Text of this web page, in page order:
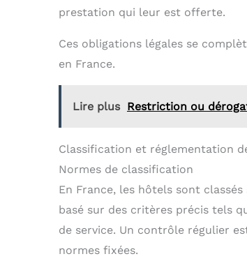
prestation qui leur est offerte.
Ces obligations légales se
en France.
Lire plus Restriction ou
Classification et réglementation
Normes de classification
En France, les hôtels sont
basé sur des critères précis tels
de service. Un contrôle régulier
normes fixées.